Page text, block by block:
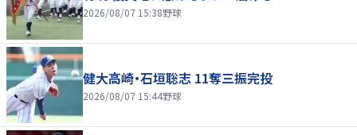
2026/08/07 15:38野球
健大高崎・石垣聡志 11奪三振完投
2026/08/07 15:44野球